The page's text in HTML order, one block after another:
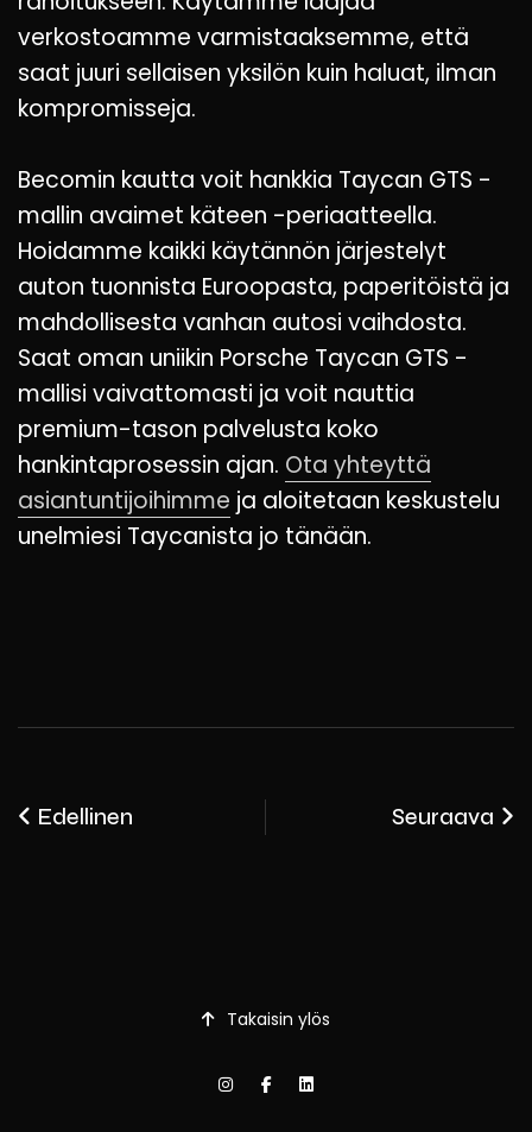
verkostoamme varmistaaksemme, että
saat juuri sellaisen yksilön kuin haluat, ilman
kompromisseja.
Becomin kautta voit hankkia Taycan GTS -
mallin avaimet käteen -periaatteella.
Hoidamme kaikki käytännön järjestelyt
auton tuonnista Euroopasta, paperitöistä ja
mahdollisesta vanhan autosi vaihdosta.
Saat oman uniikin Porsche Taycan GTS -
mallisi vaivattomasti ja voit nauttia
premium-tason palvelusta koko
hankintaprosessin ajan. Ota yhteyttä
asiantuntijoihimme ja aloitetaan keskustelu
unelmiesi Taycanista jo tänään.
Edellinen Seuraava
Takaisin ylös